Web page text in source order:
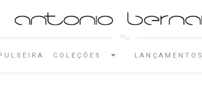
COLEÇÕES LANÇAMENTOS